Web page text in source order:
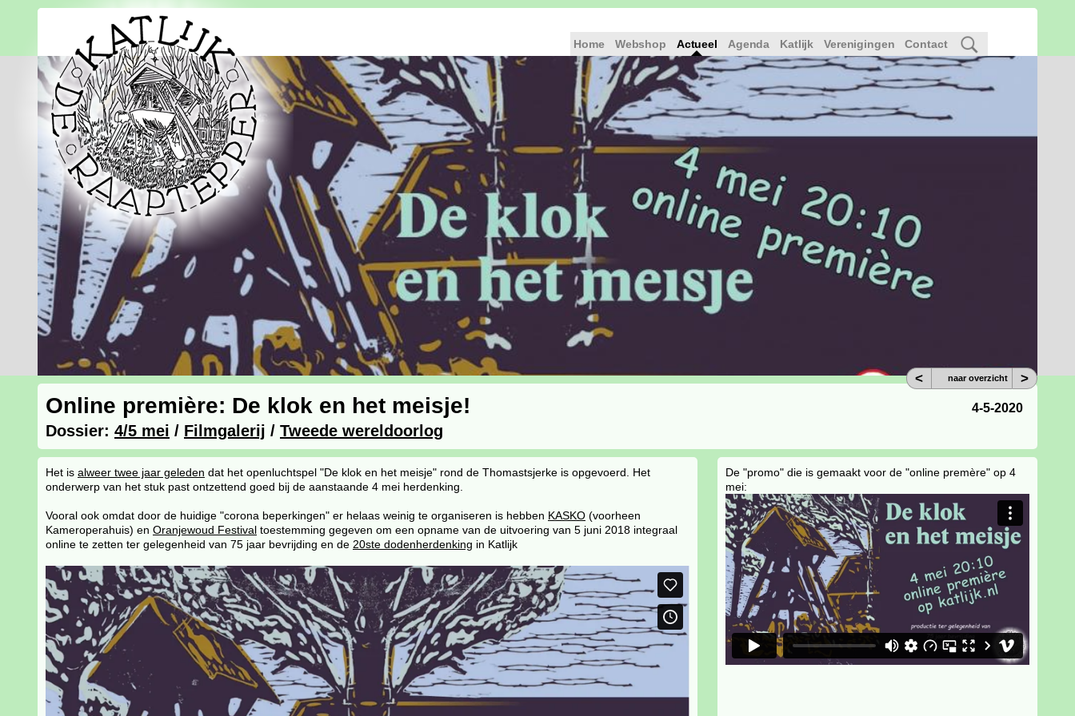
Home Webshop Actueel Agenda Katlijk Verenigingen Contact
4-5-2020
Online première: De klok en het meisje!
Dossier: 4/5 mei / Filmgalerij / Tweede wereldoorlog
Het is alweer twee jaar geleden dat het openluchtspel "De klok en het meisje" rond de Thomastsjerke is opgevoerd. Het
onderwerp van het stuk past ontzettend goed bij de aanstaande 4 mei herdenking.
Vooral ook omdat door de huidige "corona beperkingen" er helaas weinig te organiseren is hebben KASKO (voorheen
Kameroperahuis) en Oranjewoud Festival toestemming gegeven om een opname van de uitvoering van 5 juni 2018 integraal
online te zetten ter gelegenheid van 75 jaar bevrijding en de 20ste dodenherdenking in Katlijk
De "promo" die is gemaakt voor de "online premère" op 4
mei:
< naar overzicht >